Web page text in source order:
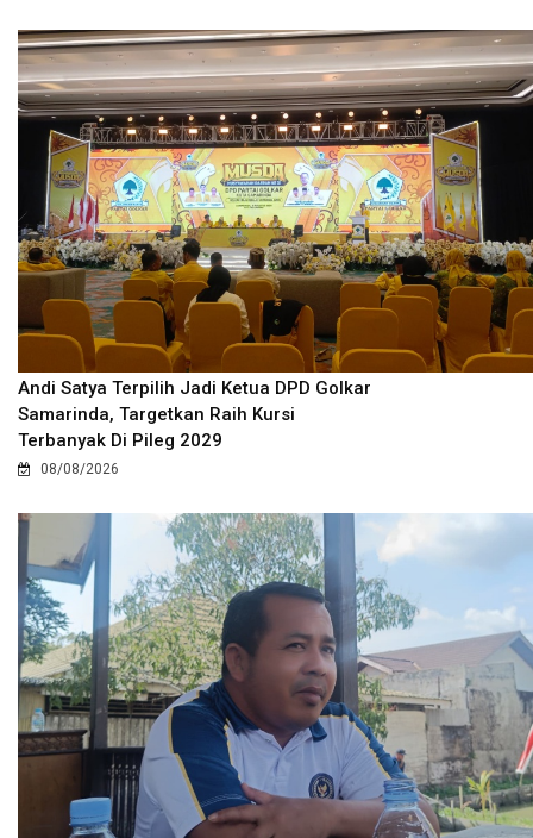
Andi Satya Terpilih Jadi Ketua DPD Golkar
Samarinda, Targetkan Raih Kursi
Terbanyak Di Pileg 2029
08/08/2026